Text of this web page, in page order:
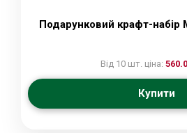
Подарунковий крафт-набір
Від 10 шт. ціна:
Купити